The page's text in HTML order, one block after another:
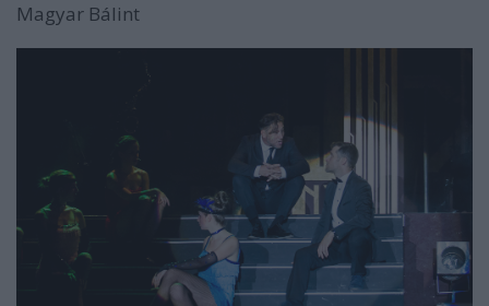
Magyar Bálint